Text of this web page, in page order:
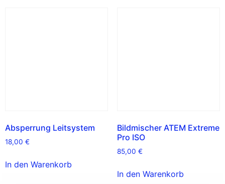
Absperrung Leitsystem
18,00 €
In den Warenkorb
Bildmischer ATEM Extreme
Pro ISO
85,00 €
In den Warenkorb